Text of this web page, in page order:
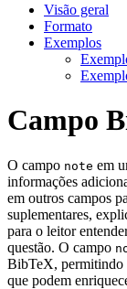
Visão geral
Formato
Exemplos
Campo
O campo note em
informações
em outros campos
suplementares,
para o leitor
questão. O campo
BibTeX, permitindo
que podem